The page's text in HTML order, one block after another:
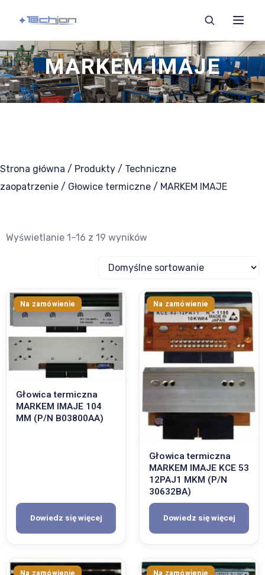
Noże i ostrza
Części zamienne
Narzędzia do maszyn
Uszczelki zgrzewające
Szukaj
MARKEM IMAJE
Strona główna / Produkty / Techniczne
zaopatrzenie / Głowice termiczne / MARKEM IMAJE
Wyświetlanie 1–16 z 19 wyników
Głowica termiczna
MARKEM IMAJE 104
MM (P/N B03800AA)
Dowiedz się więcej
Głowica termiczna
MARKEM IMAJE KCE 53
12PAJ1 MKM (P/N
30632BA)
Dowiedz się więcej